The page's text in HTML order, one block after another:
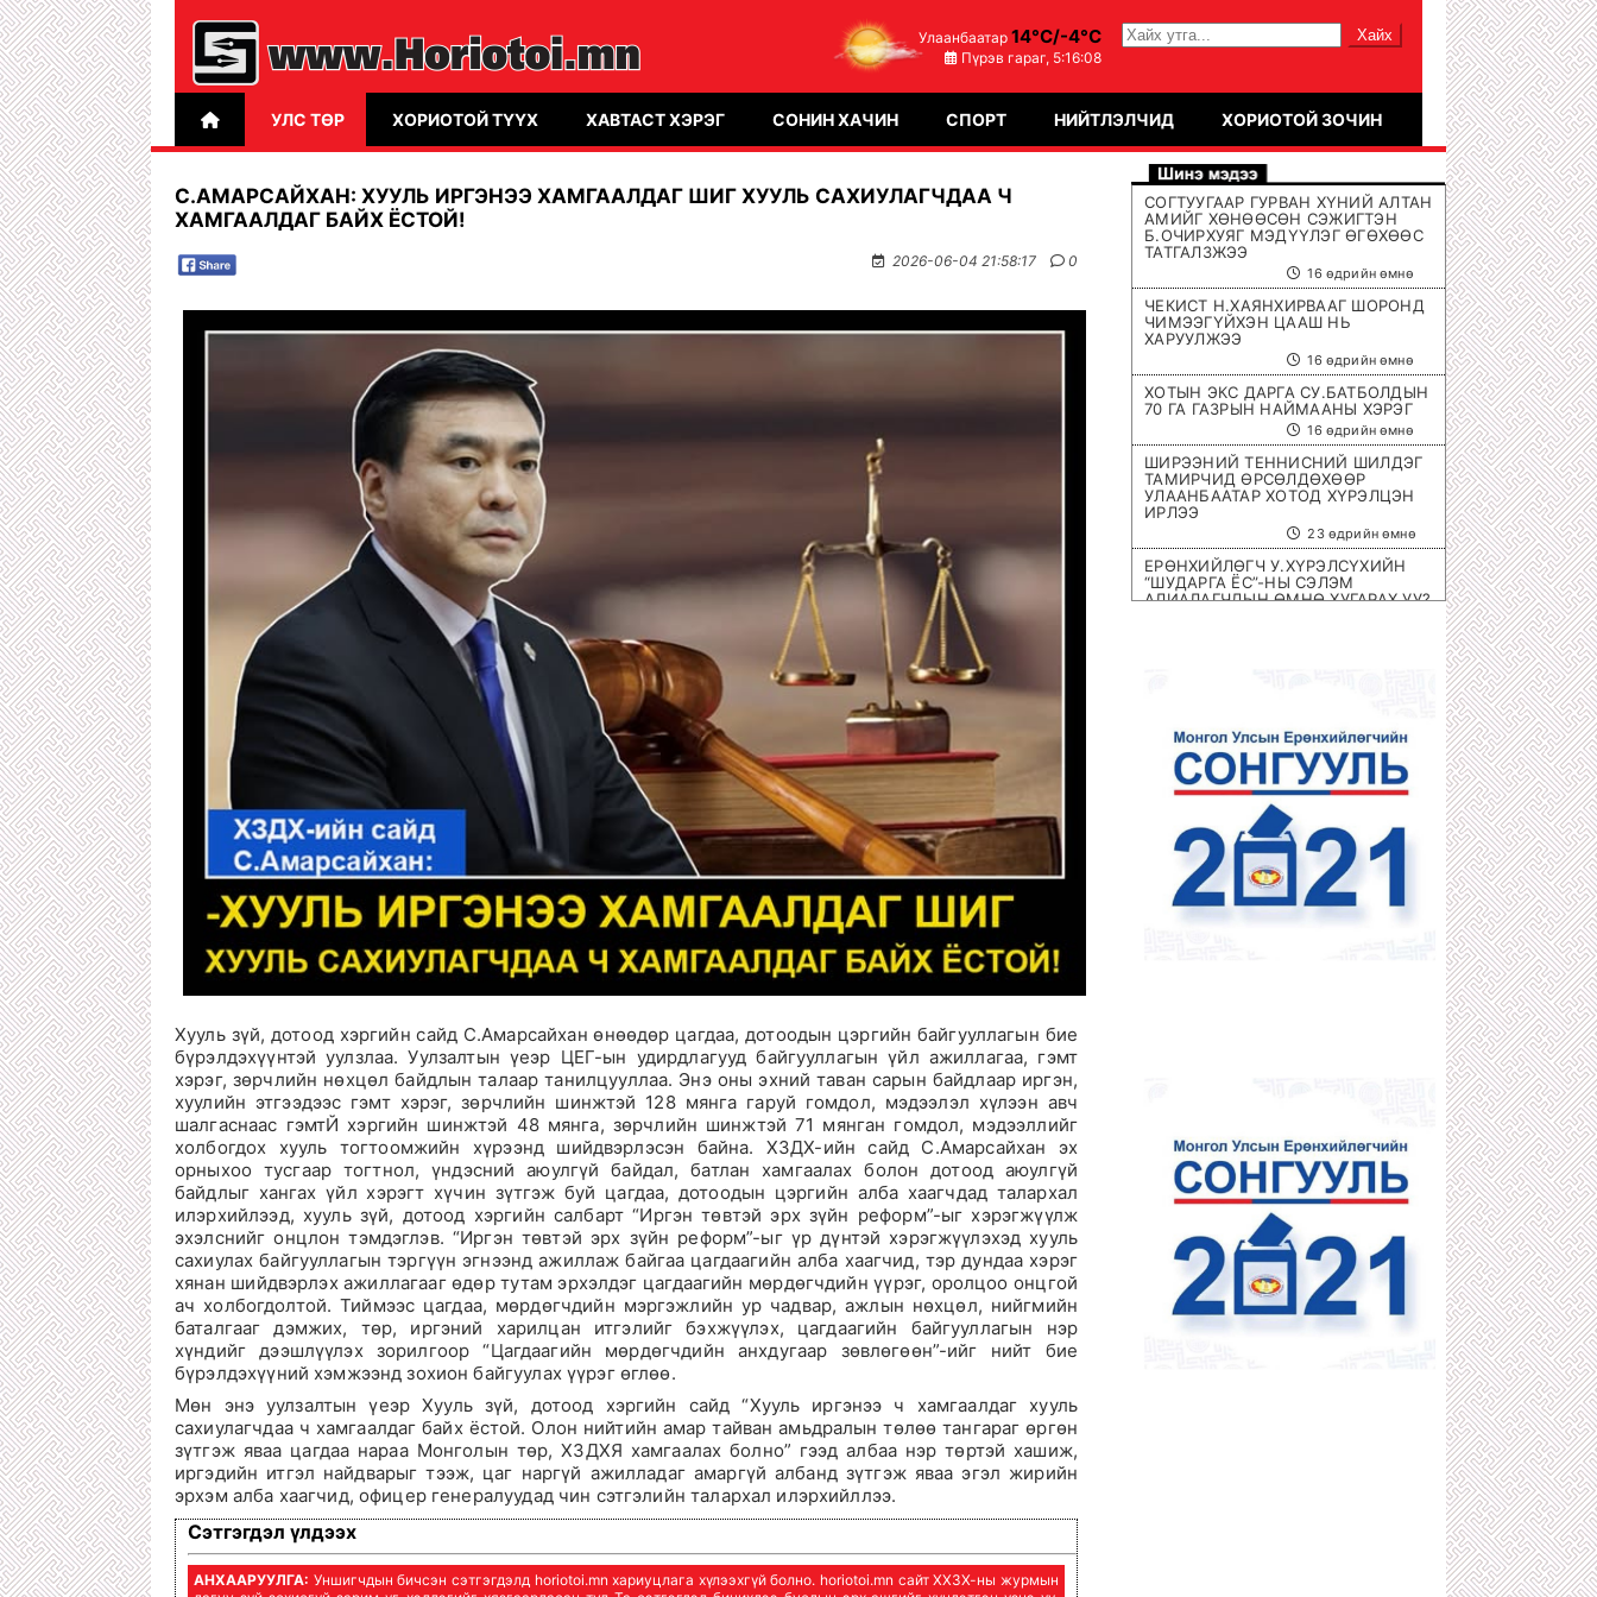
Улаанбаатар 14°C/-4°C
Пүрэв гараг, 5:16:09
УЛС ТӨР ХОРИОТОЙ ТҮҮХ ХАВТАСТ ХЭРЭГ СОНИН ХАЧИН СПОРТ НИЙТЛЭЛЧИД ХОРИОТОЙ ЗОЧИН
С.АМАРСАЙХАН: ХУУЛЬ ИРГЭНЭЭ ХАМГААЛДАГ ШИГ ХУУЛЬ САХИУЛАГЧДАА Ч
ХАМГААЛДАГ БАЙХ ЁСТОЙ!
2026-06-04 21:58:17 0
Хууль зүй, дотоод хэргийн сайд С.Амарсайхан өнөөдөр цагдаа, дотоодын цэргийн байгууллагын бие
бүрэлдэхүүнтэй уулзлаа. Уулзалтын үеэр ЦЕГ-ын удирдлагууд байгууллагын үйл ажиллагаа, гэмт
хэрэг, зөрчлийн нөхцөл байдлын талаар танилцууллаа. Энэ оны эхний таван сарын байдлаар иргэн,
хуулийн этгээдээс гэмт хэрэг, зөрчлийн шинжтэй 128 мянга гаруй гомдол, мэдээлэл хүлээн авч
шалгаснаас гэмтЙ хэргийн шинжтэй 48 мянга, зөрчлийн шинжтэй 71 мянган гомдол, мэдээллийг
холбогдох хууль тогтоомжийн хүрээнд шийдвэрлэсэн байна. ХЗДХ-ийн сайд С.Амарсайхан эх
орныхоо тусгаар тогтнол, үндэсний аюулгүй байдал, батлан хамгаалах болон дотоод аюулгүй
байдлыг хангах үйл хэрэгт хүчин зүтгэж буй цагдаа, дотоодын цэргийн алба хаагчдад талархал
илэрхийлээд, хууль зүй, дотоод хэргийн салбарт “Иргэн төвтэй эрх зүйн реформ”-ыг хэрэгжүүлж
эхэлснийг онцлон тэмдэглэв. “Иргэн төвтэй эрх зүйн реформ”-ыг үр дүнтэй хэрэгжүүлэхэд хууль
сахиулах байгууллагын тэргүүн эгнээнд ажиллаж байгаа цагдаагийн алба хаагчид, тэр дундаа хэрэг
хянан шийдвэрлэх ажиллагааг өдөр тутам эрхэлдэг цагдаагийн мөрдөгчдийн үүрэг, оролцоо онцгой
ач холбогдолтой. Тиймээс цагдаа, мөрдөгчдийн мэргэжлийн ур чадвар, ажлын нөхцөл, нийгмийн
баталгааг дэмжих, төр, иргэний харилцан итгэлийг бэхжүүлэх, цагдаагийн байгууллагын нэр
хүндийг дээшлүүлэх зорилгоор “Цагдаагийн мөрдөгчдийн анхдугаар зөвлөгөөн”-ийг нийт бие
бүрэлдэхүүний хэмжээнд зохион байгуулах үүрэг өглөө.
Мөн энэ уулзалтын үеэр Хууль зүй, дотоод хэргийн сайд “Хууль иргэнээ ч хамгаалдаг хууль
сахиулагчдаа ч хамгаалдаг байх ёстой. Олон нийтийн амар тайван амьдралын төлөө тангараг өргөн
зүтгэж яваа цагдаа нараа Монголын төр, ХЗДХЯ хамгаалах болно” гээд албаа нэр төртэй хашиж,
иргэдийн итгэл найдварыг тээж, цаг наргүй ажилладаг амаргүй албанд зүтгэж яваа эгэл жирийн
эрхэм алба хаагчид, офицер генералуудад чин сэтгэлийн талархал илэрхийллээ.
Сэтгэгдэл үлдээх
АНХААРУУЛГА: Уншигчдын бичсэн сэтгэгдэлд horiotoi.mn хариуцлага хүлээхгүй болно. horiotoi.mn сайт ХХЗХ-ны журмын
СОГТУУГААР ГУРВАН ХҮНИЙ АЛТАН
АМИЙГ ХӨНӨӨСӨН СЭЖИГТЭН
Б.ОЧИРХУЯГ МЭДҮҮЛЭГ ӨГӨХӨӨС
ТАТГАЛЗЖЭЭ
16 өдрийн өмнө
ЧЕКИСТ Н.ХАЯНХИРВААГ ШОРОНД
ЧИМЭЭГҮЙХЭН ЦААШ НЬ
ХАРУУЛЖЭЭ
16 өдрийн өмнө
ХОТЫН ЭКС ДАРГА СУ.БАТБОЛДЫН
70 ГА ГАЗРЫН НАЙМААНЫ ХЭРЭГ
16 өдрийн өмнө
ШИРЭЭНИЙ ТЕННИСНИЙ ШИЛДЭГ
ТАМИРЧИД ӨРСӨЛДӨХӨӨР
УЛААНБААТАР ХОТОД ХҮРЭЛЦЭН
ИРЛЭЭ
23 өдрийн өмнө
ЕРӨНХИЙЛӨГЧ У.ХҮРЭЛСҮХИЙН
“ШУДАРГА ЁС”-НЫ СЭЛЭМ
АЛИАЛАГЧДЫН ӨМНӨ ХУГАРАХ УУ?
ХОТЫН 8 НЭРИЙН БАРААНЫ
ДЭЛГҮҮРҮҮД ДАМПУУРЧ НИХТ
З.ТӨМӨРТӨМӨӨГИЙН “SEX SHOP”
ЦЭЦЭГЛЭН ХӨГЖЖЭЭ
ХУУЛЬЧ Г.ЭРДЭНЭБАТ: С.ЗОРИГИЙН
АЛЛАГЫГ УРДААС МАШ НАРИЙН
ТӨЛӨВЛӨСӨН БАЙСАН
1 сарын өмнө
1 сарын өмнө
400 ИХ НАЯДЫН НӨӨЦТЭЙ
“БОРТЭЭГ”-ИЙГ Д.АМАРБАЯСГАЛАН
БУС АРД ТҮМЭН АШГИЙГ НЬ
ХҮРТЭХЭЭР БОЛЖЭЭ
1 сарын өмнө
КОМИНТЕРНЫ ЗААВРААР ДӨРВӨД
АРД УЛС БАЙГУУЛАХЫГ
САНААРХСАН З.ШИЖЭЭ,